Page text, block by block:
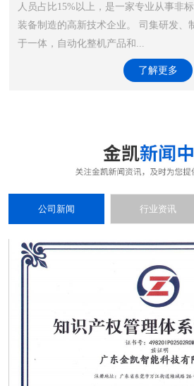
人员占比15%以上，是一家专业从事非
装备制造的高新技术企业。 司集研发、
于一体，自动化整机产品和...
了解更多
公司新闻 行业资讯